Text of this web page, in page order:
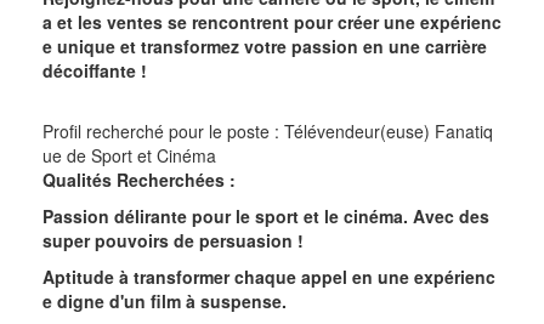
a et les ventes se rencontrent pour créer une expérienc
e unique et transformez votre passion en une carrière
décoiffante !
Profil recherché pour le poste : Télévendeur(euse) Fanatiq
ue de Sport et Cinéma
Qualités Recherchées :
Passion délirante pour le sport et le cinéma. Avec des
super pouvoirs de persuasion !
Aptitude à transformer chaque appel en une expérienc
e digne d'un film à suspense.